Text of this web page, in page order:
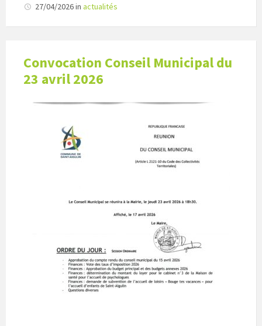
27/04/2026in actualités
Convocation Conseil Municipal du
23 avril 2026